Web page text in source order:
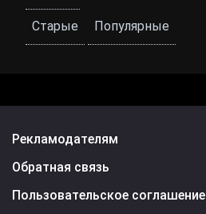
Старые Популярные
Рекламодателям
Обратная связь
Пользовательское соглашение